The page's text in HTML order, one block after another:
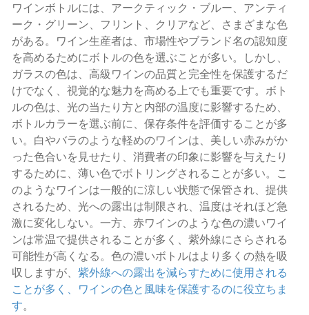
ワインボトルには、アークティック・ブルー、アンティ
ーク・グリーン、フリント、クリアなど、さまざまな色
がある。ワイン生産者は、市場性やブランド名の認知度
を高めるためにボトルの色を選ぶことが多い。しかし、
ガラスの色は、高級ワインの品質と完全性を保護するだ
けでなく、視覚的な魅力を高める上でも重要です。ボト
ルの色は、光の当たり方と内部の温度に影響するため、
ボトルカラーを選ぶ前に、保存条件を評価することが多
い。白やバラのような軽めのワインは、美しい赤みがか
った色合いを見せたり、消費者の印象に影響を与えたり
するために、薄い色でボトリングされることが多い。こ
のようなワインは一般的に涼しい状態で保管され、提供
されるため、光への露出は制限され、温度はそれほど急
激に変化しない。一方、赤ワインのような色の濃いワイ
ンは常温で提供されることが多く、紫外線にさらされる
可能性が高くなる。色の濃いボトルはより多くの熱を吸
収しますが、 紫外線への露出を減らすために使用される
ことが多く、ワインの色と風味を保護するのに役立ちま
す。